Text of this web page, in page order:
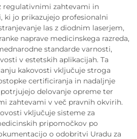
regulativnimi zahtevami in
ki jo prikazujejo profesionalni
las z diodnim laserjem,
naprave medicinskega razreda,
standarde varnosti,
v estetskih aplikacijah. Ta
kakovosti vključuje stroga
certificiranja in nadaljnje
delovanje opreme ter
zahtevami v več pravnih okvirih.
vključuje sisteme za
pripomočkov po
o odobritvi Uradu za